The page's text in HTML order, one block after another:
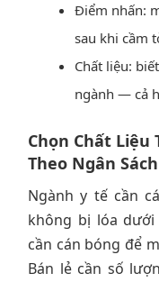
Điểm nhấn:
sau khi cầm
Chất liệu:
ngành — cả
Chọn Chất
Theo Ngân
Ngành y tế cần
không bị lóa dưới
cần cán bóng để
Bán lẻ cần số